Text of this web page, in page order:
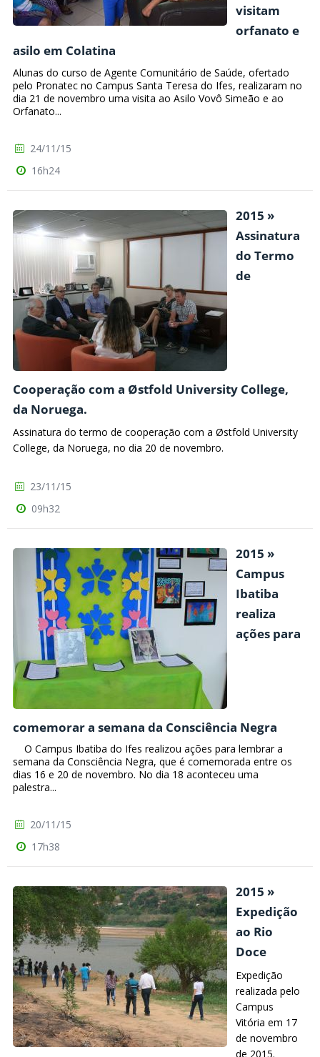
visitam
orfanato e
asilo em Colatina
Alunas do curso de Agente Comunitário de Saúde, ofertado
pelo Pronatec no Campus Santa Teresa do Ifes, realizaram no
dia 21 de novembro uma visita ao Asilo Vovô Simeão e ao
Orfanato...
24/11/15
16h24
2015 »
Assinatura
do Termo
de
Cooperação com a Østfold University College,
da Noruega.
Assinatura do termo de cooperação com a Østfold University
College, da Noruega, no dia 20 de novembro.
23/11/15
09h32
2015 »
Campus
Ibatiba
realiza
ações para
comemorar a semana da Consciência Negra
O Campus Ibatiba do Ifes realizou ações para lembrar a
semana da Consciência Negra, que é comemorada entre os
dias 16 e 20 de novembro. No dia 18 aconteceu uma
palestra...
20/11/15
17h38
2015 »
Expedição
ao Rio
Doce
Expedição
realizada pelo
Campus
Vitória em 17
de novembro
de 2015.